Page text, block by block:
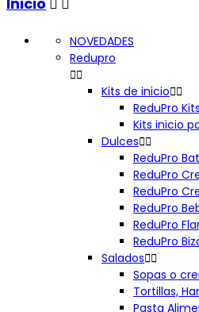
NOVEDADES
Redupro

Kits de inicio
ReduPro
Kits inicio
Dulces
ReduPro
ReduPro
ReduPro
ReduPro
ReduPro
ReduPro
Salados
Sopas o
Tortillas,
Pasta